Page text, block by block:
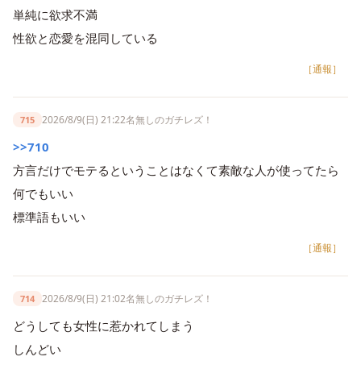
単純に欲求不満
性欲と恋愛を混同している
［通報］
715 2026/8/9(日) 21:22名無しのガチレズ！
>>710
方言だけでモテるということはなくて素敵な人が使ってたら
何でもいい
標準語もいい
［通報］
714 2026/8/9(日) 21:02名無しのガチレズ！
どうしても女性に惹かれてしまう
しんどい